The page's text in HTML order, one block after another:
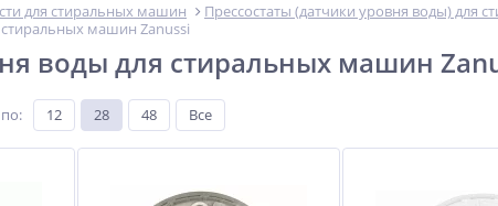
для стиральных машин
Прессостаты (датчики уровня воды) для
машин Zanussi
воды для стиральных машин
: 12 28 48 Все